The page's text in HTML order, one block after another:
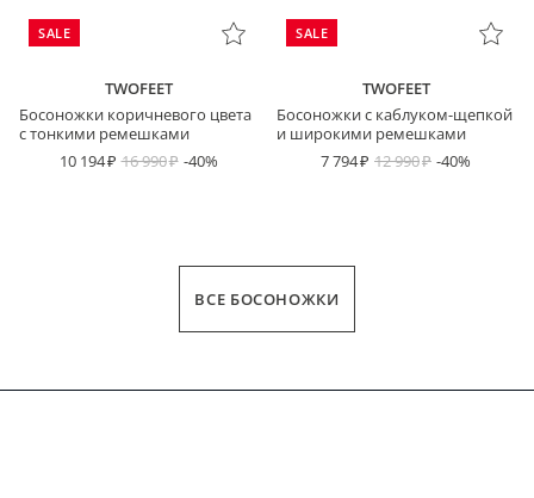
SALE
TWOFEET
Босоножки коричневого цвета
с тонкими ремешками
10 194
16 990 -40%
SALE
TWOFEET
Босоножки с каблуком-щепкой
и широкими ремешками
7 794
12 990 -40%
ВСЕ БОСОНОЖКИ